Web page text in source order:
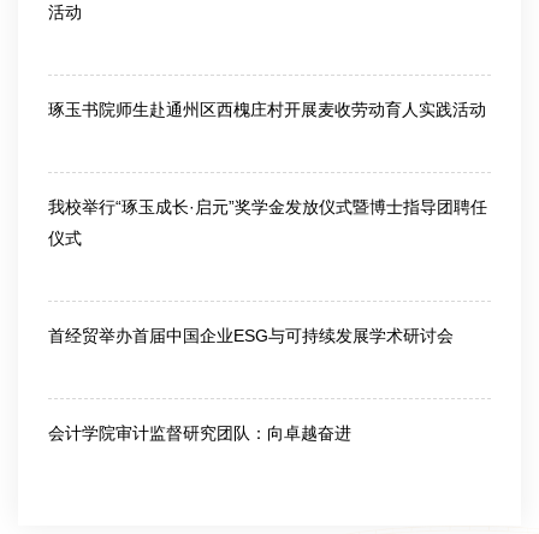
活动
琢玉书院师生赴通州区西槐庄村开展麦收劳动育人实践活动
我校举行“琢玉成长·启元”奖学金发放仪式暨博士指导团聘任
仪式
首经贸举办首届中国企业ESG与可持续发展学术研讨会
会计学院审计监督研究团队：向卓越奋进